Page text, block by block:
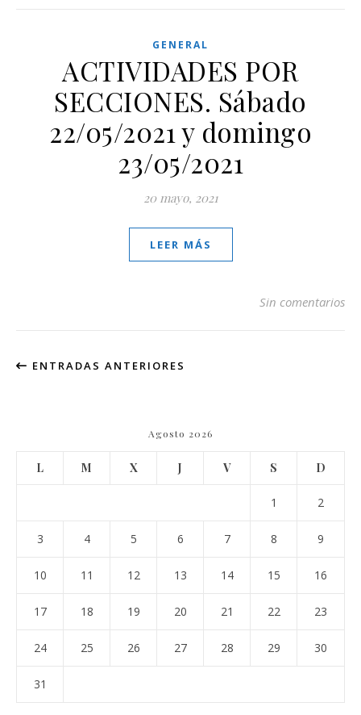
GENERAL
ACTIVIDADES POR
SECCIONES. Sábado
22/05/2021 y domingo
23/05/2021
20 mayo, 2021
LEER MÁS
Sin comentarios
ENTRADAS ANTERIORES
Agosto 2026
L M X J V S D
1 2
3 4 5 6 7 8 9
10 11 12 13 14 15 16
17 18 19 20 21 22 23
24 25 26 27 28 29 30
31